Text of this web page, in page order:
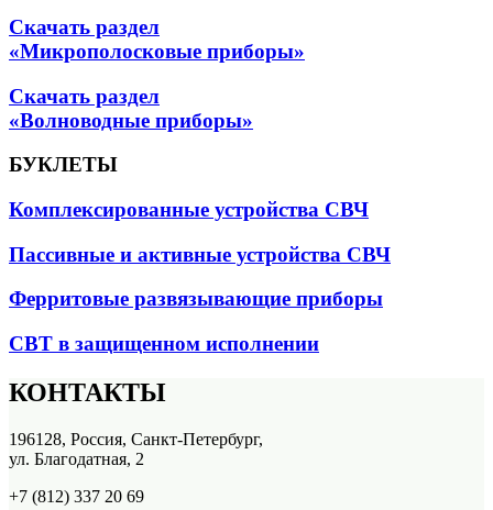
Скачать раздел
«Микрополосковые приборы»
Скачать раздел
«Волноводные приборы»
БУКЛЕТЫ
Комплексированные устройства СВЧ
Пассивные и активные устройства СВЧ
Ферритовые развязывающие приборы
СВТ в защищенном исполнении
КОНТАКТЫ
196128, Россия, Санкт-Петербург,
ул. Благодатная, 2
+7 (812) 337 20 69